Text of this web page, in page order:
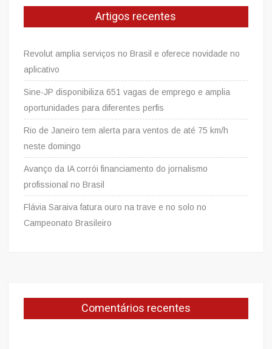
Artigos recentes
Revolut amplia serviços no Brasil e oferece novidade no
aplicativo
Sine-JP disponibiliza 651 vagas de emprego e amplia
oportunidades para diferentes perfis
Rio de Janeiro tem alerta para ventos de até 75 km/h
neste domingo
Avanço da IA corrói financiamento do jornalismo
profissional no Brasil
Flávia Saraiva fatura ouro na trave e no solo no
Campeonato Brasileiro
Comentários recentes